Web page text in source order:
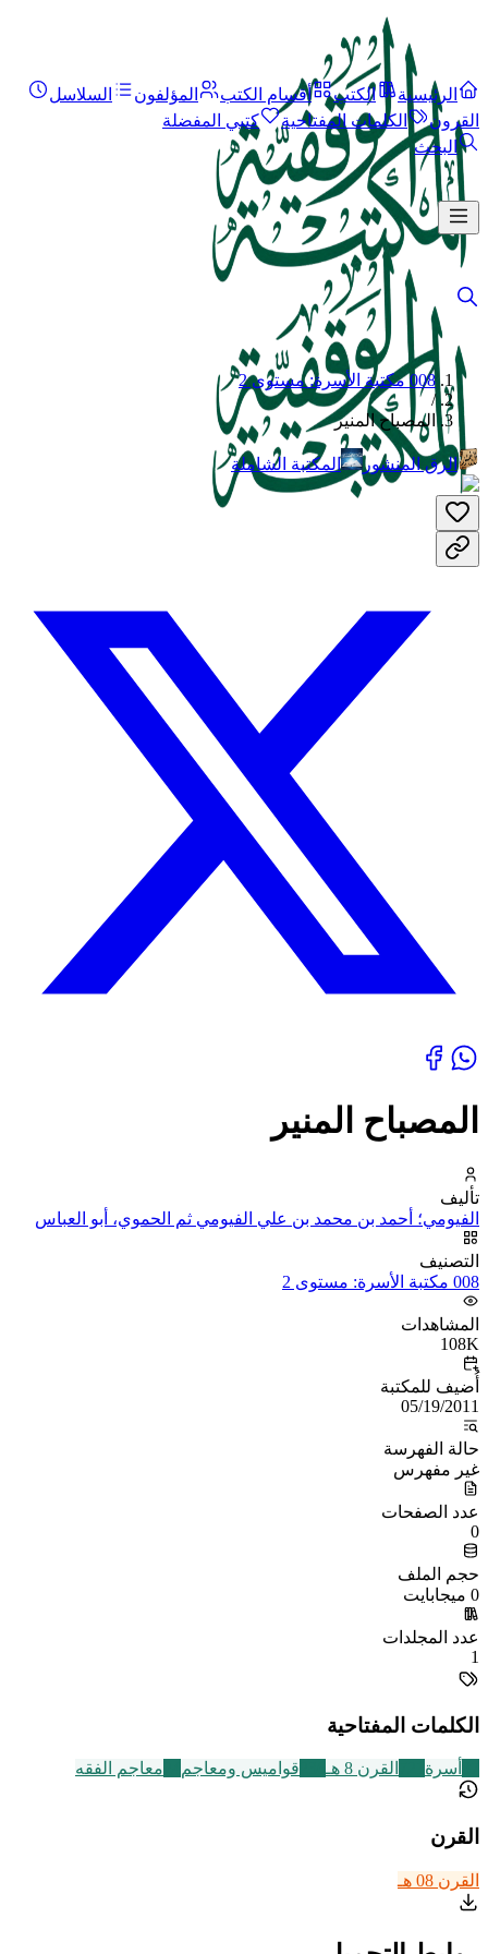
الرئيسية الكتب أقسام الكتب المؤلفون
السلاسل
القرون
الكلمات المفتاحية
كتبي المفضلة
البحث
008 مكتبة الأسرة: مستوى 2
/
المصباح المنير
الرق المنشور المكتبة الشاملة
المصباح المنير
تأليف
الفيومي؛ أحمد بن محمد بن علي الفيومي ثم الحموي، أبو العباس
التصنيف
008 مكتبة الأسرة: مستوى 2
المشاهدات
108K
أُضيف للمكتبة
05/19/2011
حالة الفهرسة
غير مفهرس
عدد الصفحات
0
حجم الملف
0 ميجابايت
عدد المجلدات
1
الكلمات المفتاحية
أسرة القرن 8 هـ قواميس ومعاجم معاجم الفقه
القرن
القرن 08 هـ